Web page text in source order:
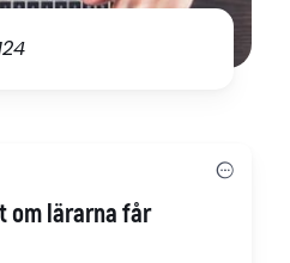
om lärarna får